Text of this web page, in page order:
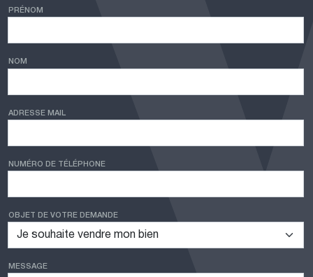
PRÉNOM
NOM
ADRESSE MAIL
NUMÉRO DE TÉLÉPHONE
OBJET DE VOTRE DEMANDE
MESSAGE